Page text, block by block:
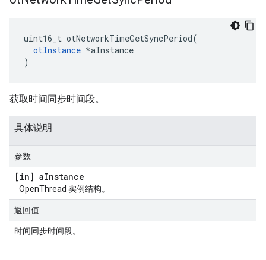
uint16_t otNetworkTimeGetSyncPeriod(
otInstance *aInstance
)
获取时间同步时间段。
具体说明
参数
[in] aInstance
OpenThread 实例结构。
返回值
时间同步时间段。